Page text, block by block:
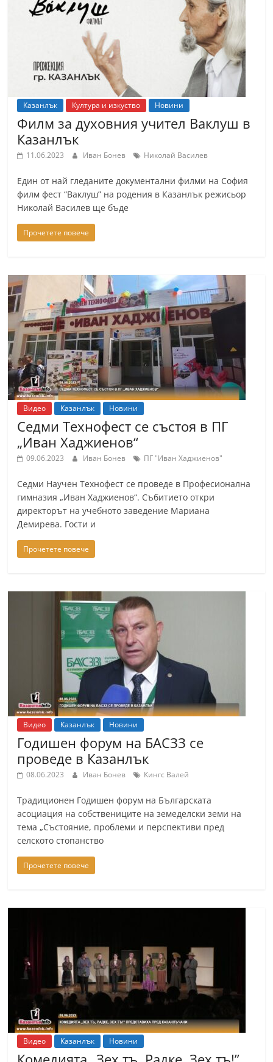
т
К
а
н
л
ъ
к
о
б
а
С
т
а
р
а
З
а
г
о
р
а
k
a
z
a
n
a
k
i
n
f
o
,
k
z
a
n
a
k
-
f
o
,
g
a
l
Казанлък Култура и изкуство Новини
Филм за духовния учител Ваклуш в
Казанлък
11.06.2023 Иван Бонев Николай Василев
Един от най гледаните документални филми на София
филм фест “Ваклуш” на родения в Казанлък режисьор
Николай Василев ще бъде
Прочетете повече
Видео Казанлък Новини
Седми Технофест се състоя в ПГ
„Иван Хаджиенов“
09.06.2023 Иван Бонев ПГ "Иван Хаджиенов"
Седми Научен Технофест се проведе в Професионална
гимназия „Иван Хаджиенов“. Събитието откри
директорът на учебното заведение Мариана
Демирева. Гости и
Прочетете повече
Видео Казанлък Новини
Годишен форум на БАСЗЗ се
проведе в Казанлък
08.06.2023 Иван Бонев Кингс Валей
Традиционен Годишен форум на Българската
асоциация на собствениците на земеделски земи на
тема „Състояние, проблеми и перспективи пред
селското стопанство
Прочетете повече
Видео Казанлък Новини